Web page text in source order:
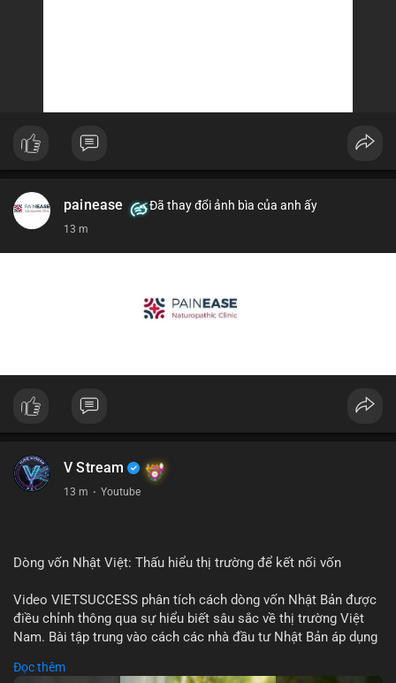
painease Đã thay đổi ảnh bìa của anh ấy
13 m
V Stream
13 m · Youtube
Dòng vốn Nhật Việt: Thấu hiểu thị trường để kết nối vốn
Video VIETSUCCESS phân tích cách dòng vốn Nhật Bản được
điều chỉnh thông qua sự hiểu biết sâu sắc về thị trường Việt
Nam. Bài tập trung vào cách các nhà đầu tư Nhật Bản áp dụng
đầu tư trực tiếp vào doanh nghiệp đến việc giao dịch tài chính.
Đọc thêm